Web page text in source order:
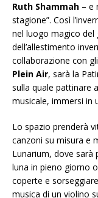
Ruth Shammah – e
stagione”. Così
nel luogo magico del
dell’allestimento
collaborazione con
Plein Air, sarà la
sulla quale pattinare
musicale, immersi in
Lo spazio prenderà
canzoni su misura e
Lunarium, dove sarà
luna in pieno giorno
coperte e
musica di un violino